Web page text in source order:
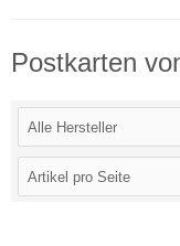
Postkarten
Alle Hersteller
Artikel pro Seite